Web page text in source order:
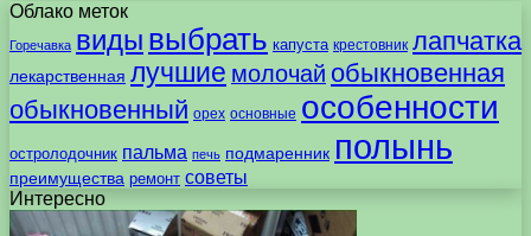
Облако меток
Горечавка виды выбрать капуста крестовник лапчатка
лекарственная лучшие молочай обыкновенная
обыкновенный орех основные особенности
остролодочник пальма печь подмаренник полынь
преимущества ремонт советы
Интересно